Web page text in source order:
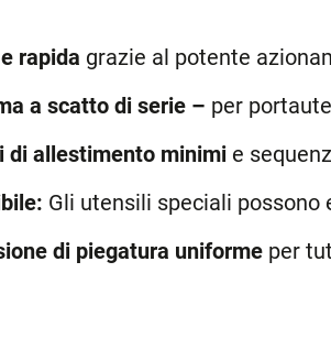
rapida grazie al potente
a scatto di serie – per
di allestimento minimi e
Gli utensili speciali
di piegatura uniforme per